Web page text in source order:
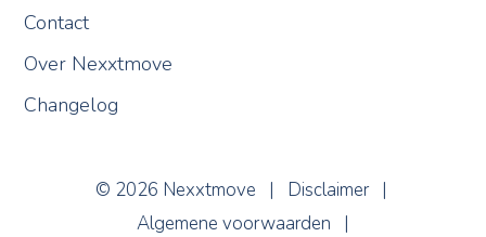
Contact
Over Nexxtmove
Changelog
© 2026 Nexxtmove | Disclaimer|
Algemene voorwaarden |